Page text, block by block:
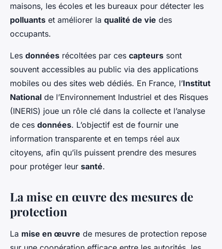
maisons, les écoles et les bureaux pour détecter les
polluants et améliorer la qualité de vie des
occupants.
Les données récoltées par ces capteurs sont
souvent accessibles au public via des applications
mobiles ou des sites web dédiés. En France, l’Institut
National de l’Environnement Industriel et des Risques
(INERIS) joue un rôle clé dans la collecte et l’analyse
de ces données. L’objectif est de fournir une
information transparente et en temps réel aux
citoyens, afin qu’ils puissent prendre des mesures
pour protéger leur santé.
La mise en œuvre des mesures de
protection
La mise en œuvre de mesures de protection repose